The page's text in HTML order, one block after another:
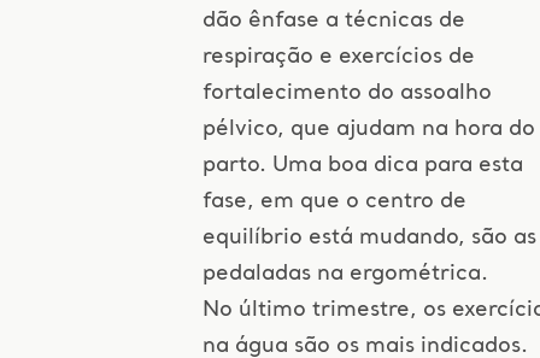
dão ênfase a técnicas de
respiração e exercícios de
fortalecimento do assoalho
pélvico, que ajudam na hora do
parto. Uma boa dica para esta
fase, em que o centro de
equilíbrio está mudando, são as
pedaladas na ergométrica.
No último trimestre, os
na água são os mais indicados.